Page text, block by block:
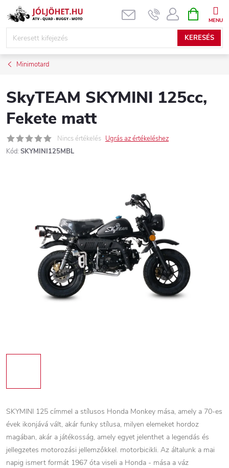
Ugrás
KERESÉS
KOSÁR
Minimotard
SkyTEAM SKYMINI 125cc,
Fekete matt
Nincs értékelés Ugrás az értékeléshez
Kód: SKYMINI125MBL
SKYMINI 125 címmel a stílusos Honda Monkey mása, amely a 70-es
évek ikonjává vált, akár funky stílusa, milyen elemeket hordoz
magában, akár a játékosság, amely egyet jelenthet a legendás és
jellegzetes motorozási jellemzőkkel. motorbicikli. Az általunk a mai
napig ismert formát 1967 óta viseli a Honda - mása a váz